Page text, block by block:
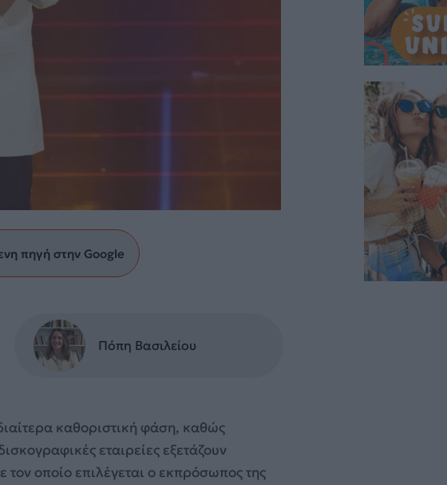
πηγή στην Google
Πόπη Βασιλείου
καθοριστική φάση, καθώς
εταιρείες εξετάζουν
οποίο επιλέγεται ο εκπρόσωπος της